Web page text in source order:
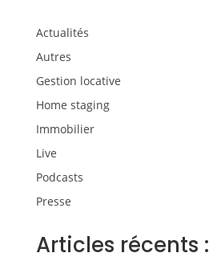
Actualités
Autres
Gestion locative
Home staging
Immobilier
Live
Podcasts
Presse
Articles récents :